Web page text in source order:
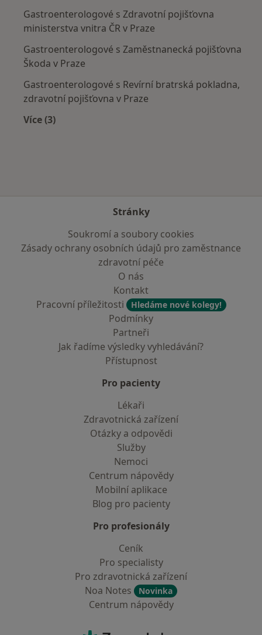
Gastroenterologové s Zdravotní pojišťovna
ministerstva vnitra ČR v Praze
Gastroenterologové s Zaměstnanecká pojišťovna
Škoda v Praze
Gastroenterologové s Revírní bratrská pokladna,
zdravotní pojišťovna v Praze
Více (3)
Stránky
Soukromí a soubory cookies
Zásady ochrany osobních údajů pro zaměstnance
zdravotní péče
O nás
Kontakt
Pracovní příležitosti
Hledáme nové kolegy!
Podmínky
Partneři
Jak řadíme výsledky vyhledávání?
Přístupnost
Pro pacienty
Lékaři
Zdravotnická zařízení
Otázky a odpovědi
Služby
Nemoci
Centrum nápovědy
Mobilní aplikace
Blog pro pacienty
Pro profesionály
Ceník
Pro specialisty
Pro zdravotnická zařízení
Noa Notes
Novinka
Centrum nápovědy